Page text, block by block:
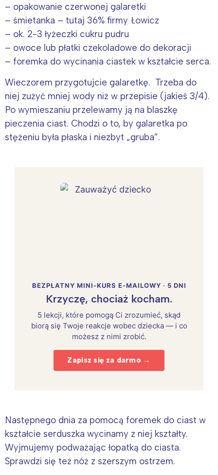
– opakowanie czerwonej galaretki
– śmietanka – tutaj 36% firmy Łowicz
– ok. 2-3 łyżeczki cukru pudru
– owoce lub płatki czekoladowe do dekoracji
– foremka do wycinania ciastek w kształcie serca.
Wieczorem przygotujcie galaretkę. Trzeba do
niej zużyć mniej wody niż w przepisie (jakieś 3/4).
Po wymieszaniu przelewamy ją na blaszkę
pieczenia ciast. Chodzi o to, by galaretka po
stężeniu była płaska i niezbyt „gruba”.
BEZPŁATNY MINI-KURS E-MAILOWY · 5 DNI
Krzyczę, chociaż kocham.
5 lekcji, które pomogą Ci zrozumieć, skąd
biorą się Twoje reakcje wobec dziecka — i co
możesz z nimi zrobić.
Zapisz się za darmo →
Następnego dnia za pomocą foremek do ciast w
kształcie serduszka wycinamy z niej kształty.
Wyjmujemy podważając łopatką do ciasta.
Sprawdzi się też nóż z szerszym ostrzem.